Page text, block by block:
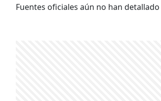
Fuentes oficiales aún no han detallado